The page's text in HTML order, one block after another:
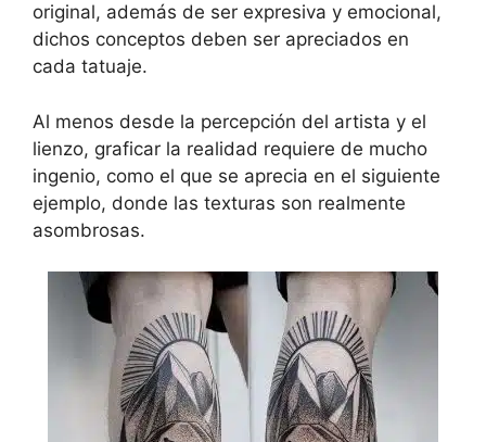
original, además de ser expresiva y emocional,
dichos conceptos deben ser apreciados en
cada tatuaje.
Al menos desde la percepción del artista y el
lienzo, graficar la realidad requiere de mucho
ingenio, como el que se aprecia en el siguiente
ejemplo, donde las texturas son realmente
asombrosas.